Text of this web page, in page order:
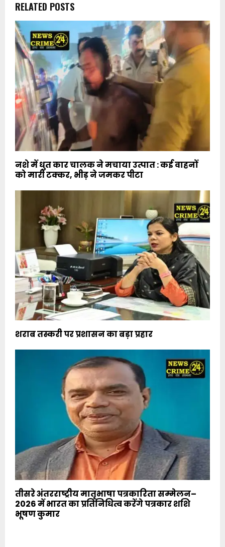
RELATED POSTS
नशे में धुत कार चालक ने मचाया उत्पात : कई वाहनों
को मारी टक्कर, भीड़ ने जमकर पीटा
शराब तस्करी पर प्रशासन का बड़ा प्रहार
तीसरे अंतरराष्ट्रीय मातृभाषा पत्रकारिता सम्मेलन–
2026 में भारत का प्रतिनिधित्व करेंगे पत्रकार शशि
भूषण कुमार